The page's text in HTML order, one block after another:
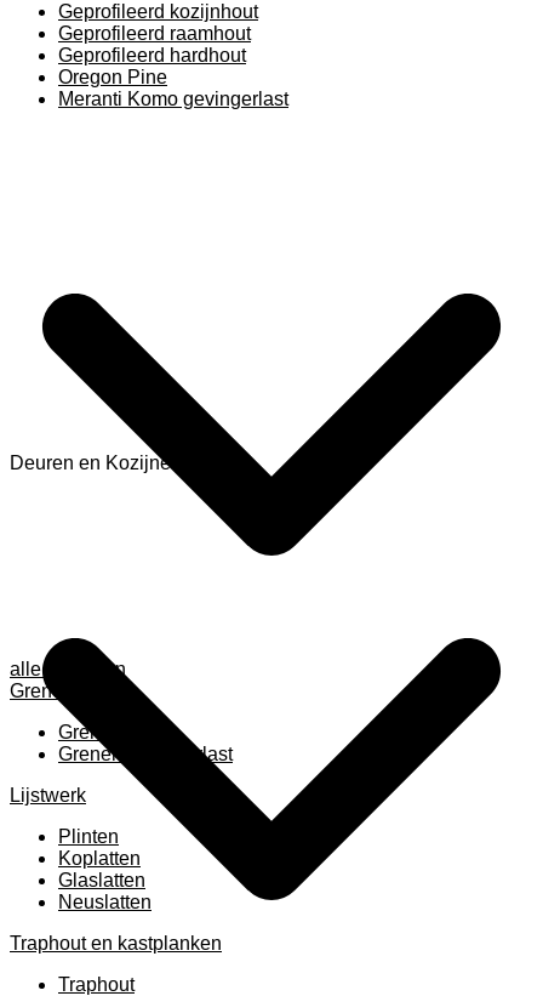
Geprofileerd kozijnhout
Geprofileerd raamhout
Geprofileerd hardhout
Oregon Pine
Meranti Komo gevingerlast
alle anzeigen
Grenen
Grenen B ruw
Grenen gevingerlast
Lijstwerk
Plinten
Koplatten
Glaslatten
Neuslatten
Traphout en kastplanken
Traphout
Deuren en Kozijnen